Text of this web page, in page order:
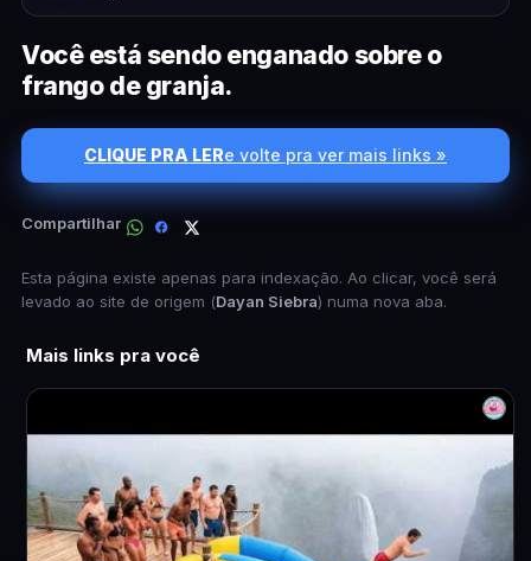
Você está sendo enganado sobre o
frango de granja.
CLIQUE PRA LERe volte pra ver mais links »
Compartilhar
Esta página existe apenas para indexação. Ao clicar, você será
levado ao site de origem (Dayan Siebra) numa nova aba.
Mais links pra você